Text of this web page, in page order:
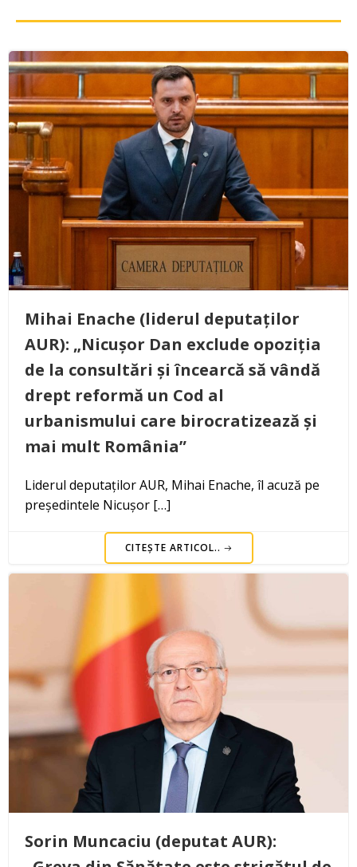
Mihai Enache (liderul deputaților
AUR): „Nicușor Dan exclude opoziția
de la consultări și încearcă să vândă
drept reformă un Cod al
urbanismului care birocratizează și
mai mult România”
Liderul deputaților AUR, Mihai Enache, îl acuză pe
președintele Nicușor […]
CITEȘTE ARTICOL..
Sorin Muncaciu (deputat AUR):